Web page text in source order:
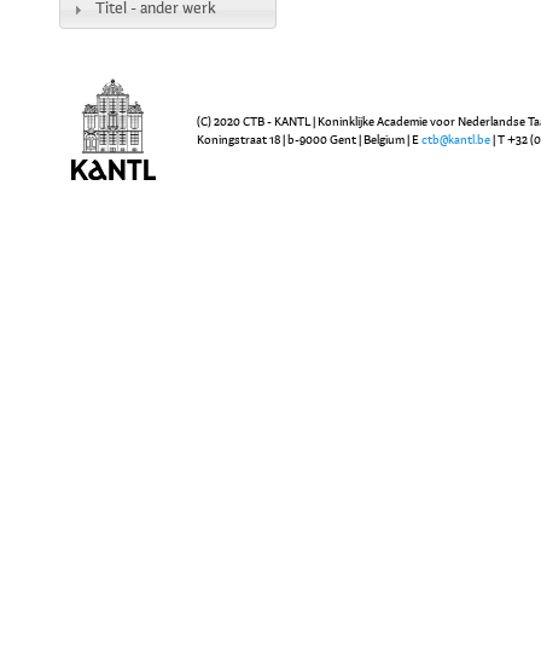
Titel - ander werk
(C) 2020 CTB - KANTL | Koninklijke Academie voor Nederlandse
Koningstraat 18 | b-9000 Gent | Belgium | E ctb@kantl.be | T +32